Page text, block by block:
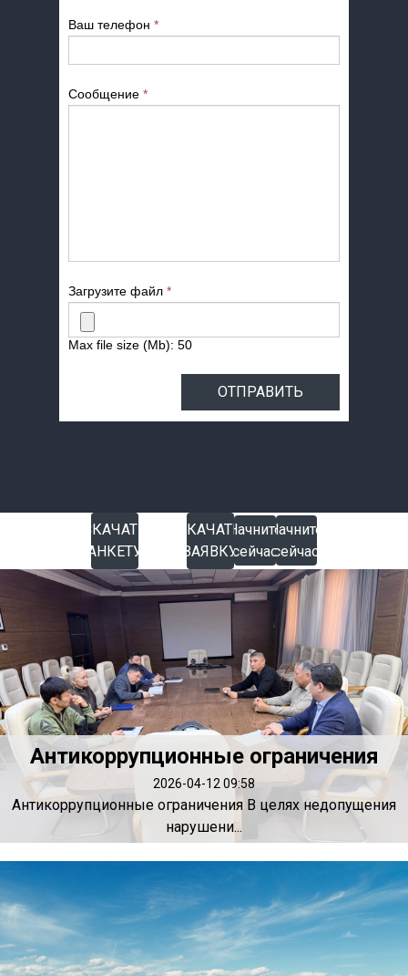
Ваш телефон *
Сообщение *
Загрузите файл *
Max file size (Mb): 50
ОТПРАВИТЬ
СКАЧАТЬ
АНКЕТУ
НачнитеСКАЧАТЬ
ЗАЯВКУ
Начните
сейчас
Начните
сейчас
Антикоррупционные ограничения
2026-04-12 09:58
Антикоррупционные ограничения В целях недопущения
нарушени...